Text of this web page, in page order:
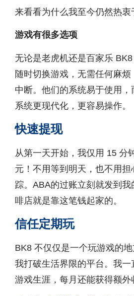
来看看为什么我至今仍然热衷
游戏有很多选项
无论是老虎机还是百家乐
随时切换游戏，无需任何麻
中断。他们的系统易于使用
系统更现代化，更容易操作。
快速提现
从第一天开始，我仅用 15 分
元！不用等到明天，也不用
踪。ABA的过账立刻就发到
啡店就是靠这笔钱起家的。
信任定期玩
BK8 不仅仅是一个玩游戏的
我打破生活界限的平台。我一
游戏生涯，每月还能获得额外